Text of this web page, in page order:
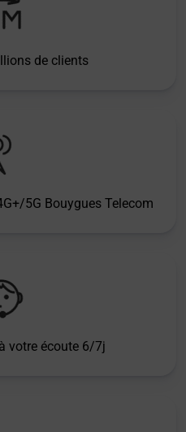
de clients
5G Bouygues Telecom
votre écoute 6/7j